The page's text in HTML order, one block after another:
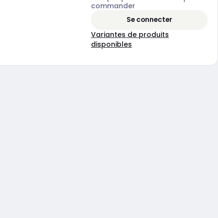
commander
Se connecter
Variantes de produits
disponibles